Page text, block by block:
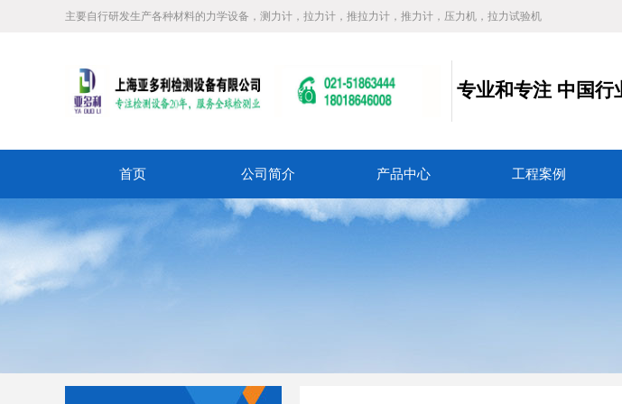
主要自行研发生产各种材料的力学设备，测力计，拉力计，推拉力计，推力计，压力机，拉力试验机
专业和专注 中国行
首页 公司简介 产品中心 工程案例